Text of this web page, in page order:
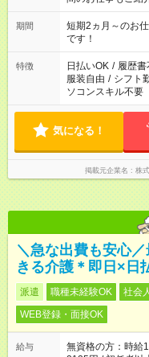
庭の都合でお休み
週最低15時間以上
期間
短期2ヵ月～のお
です！
特徴 日払いOK / 履歴書
服装自由 / シフト
ソコンスキル不要
気になる！
掲載元企業名 株
＼急な出費も安心
きる介護＊即日×日
派遣 職種未経験OK 社会
WEB登録・面接OK
給与
無資格の方：時給